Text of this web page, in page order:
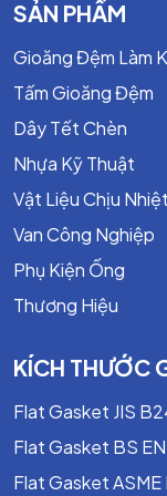
SẢN PHẨM
Gioăng Đệm Làm
Tấm Gioăng Đệm
Dây Tết Chèn
Nhựa Kỹ Thuật
Vật Liệu Chịu Nhiệt
Van Công Nghiệp
Phụ Kiện Ống
Thương Hiệu
KÍCH THƯỚC
Flat Gasket JIS
Flat Gasket BS EN
Flat Gasket ASME